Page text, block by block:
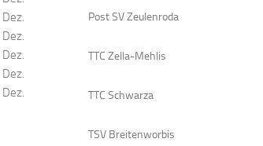
Dez.
Dez.
Dez.
Dez.
Dez.
Post SV Zeulenroda
TTC Zella-Mehlis
TTC Schwarza
TSV Breitenworbis